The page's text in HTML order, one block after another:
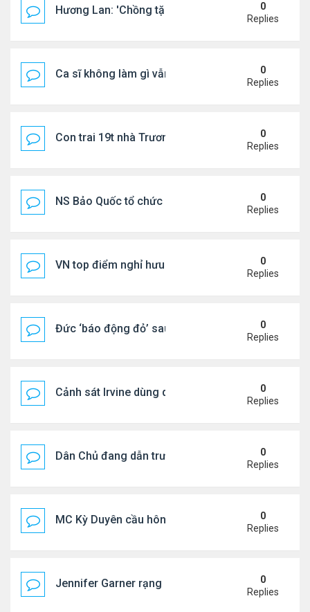
Hương Lan: 'Chồng tặng tôi khu vườn tình yêu'
0
Replies
Ca sĩ không làm gì vẫn kiếm được 400 triệu đồng/
0
Replies
Con trai 19t nhà Trương Bá Chi - Tạ Đình Phong
0
Replies
NS Bảo Quốc tổ chức sn cho bà xã
0
Replies
VN top điểm nghỉ hưu lý tưởng cho người Mỹ
0
Replies
Đức ‘báo động đỏ’ sau vụ phát hiện UAV mang
0
Replies
Cảnh sát Irvine dùng drone bắt kẻ trộm trong
0
Replies
Dân Chủ đang dẫn trước Cộng Hòa trong các
0
Replies
MC Kỳ Duyên cầu hôn lại chồng cũ
0
Replies
Jennifer Garner rạng rỡ bên bạn trai kém 6 tuổi
0
Replies